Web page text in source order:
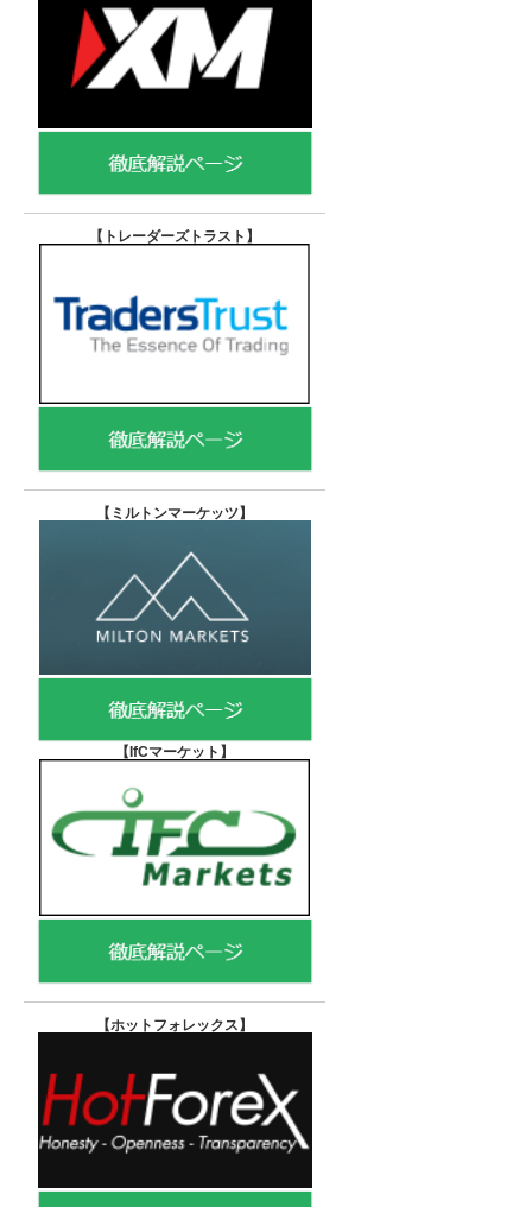
【トレーダーズトラスト 】
【 ミルトンマーケッツ】
【IfCマーケット 】
【ホットフォレックス】